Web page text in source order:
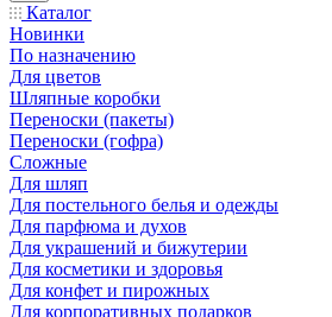
Каталог
Новинки
По назначению
Для цветов
Шляпные коробки
Переноски (пакеты)
Переноски (гофра)
Сложные
Для шляп
Для постельного белья и одежды
Для парфюма и духов
Для украшений и бижутерии
Для косметики и здоровья
Для конфет и пирожных
Для корпоративных подарков